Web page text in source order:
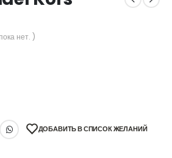
нет. )
ДОБАВИТЬ В СПИСОК ЖЕЛАНИЙ